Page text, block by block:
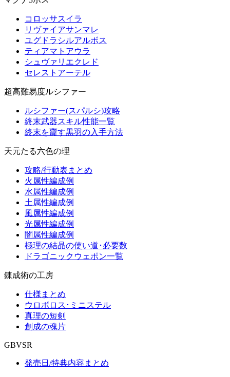
コロッサスイラ
リヴァイアサンマレ
ユグドラシルアルボス
ティアマトアウラ
シュヴァリエクレド
セレストアーテル
超高難易度ルシファー
ルシファー(スパルシ)攻略
終末武器スキル性能一覧
終末を齎す黒羽の入手方法
天元たる六色の理
攻略/行動表まとめ
火属性編成例
水属性編成例
土属性編成例
風属性編成例
光属性編成例
闇属性編成例
極理の結晶の使い道･必要数
ドラゴニックウェポン一覧
錬成術の工房
仕様まとめ
ウロボロス･ミニステル
真理の短剣
創成の魂片
GBVSR
発売日/特典内容まとめ